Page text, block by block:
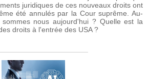
juridiques de ces nouveaux droits ont
été annulés par la Cour suprême. Au-
nous aujourd'hui ? Quelle est la
droits à l'entrée des USA ?